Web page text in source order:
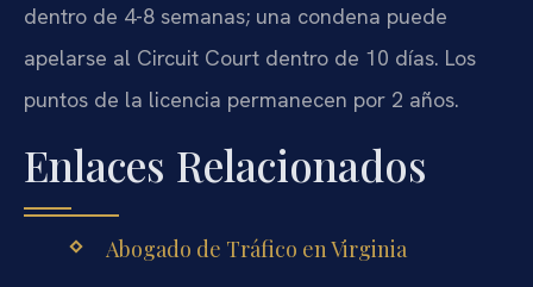
dentro de 4-8 semanas; una condena puede
apelarse al Circuit Court dentro de 10 días. Los
puntos de la licencia permanecen por 2 años.
Enlaces Relacionados
Abogado de Tráfico en Virginia